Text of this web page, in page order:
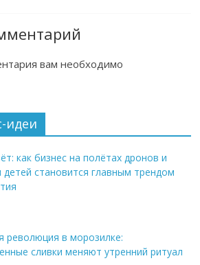
вам необходимо
идеи
как бизнес на полётах дронов и
детей становится главным трендом
революция в морозилке:
сливки меняют утренний ритуал